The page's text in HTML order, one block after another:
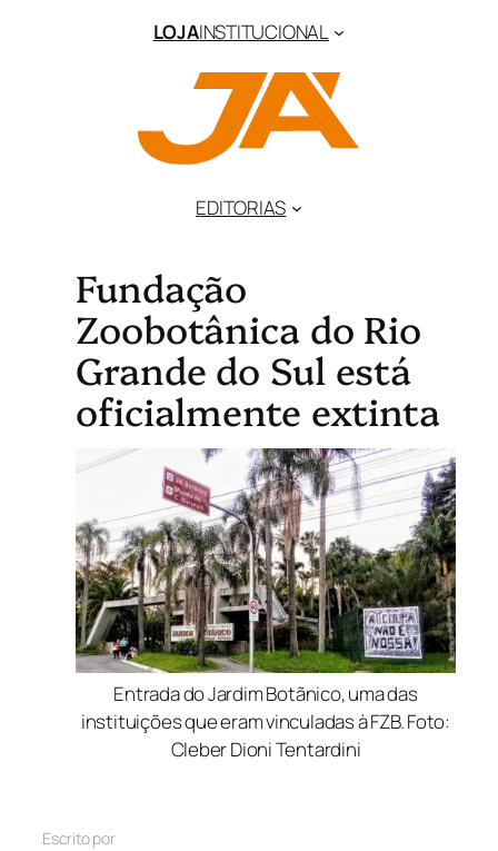
LOJAINSTITUCIONAL
EDITORIAS
Fundação
Zoobotânica do Rio
Grande do Sul está
oficialmente extinta
Entrada do Jardim Botãnico, uma das
instituições que eram vinculadas à FZB. Foto:
Cleber Dioni Tentardini
Escrito por